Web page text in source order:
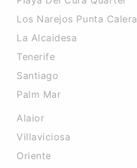
Los Narejos Punta Calera
La Alcaidesa
Tenerife
Santiago
Palm Mar
Alaior
Villaviciosa
Oriente